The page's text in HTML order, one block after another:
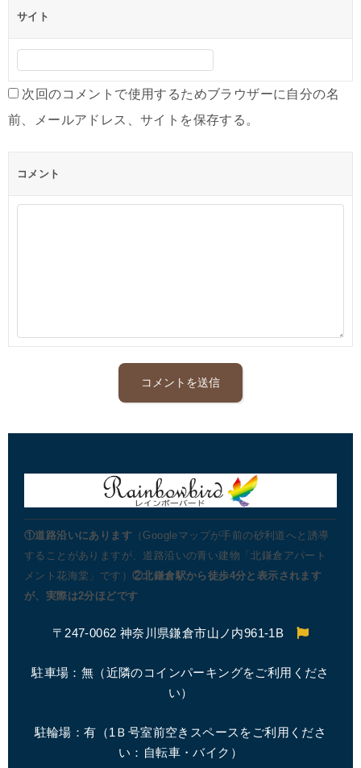
サイト
次回のコメントで使用するためブラウザーに自分の名
前、メールアドレス、サイトを保存する。
コメント
①道路沿いにあります （Googleマップが手前の砂利道へと誘導
することがありますが、道路沿いの青い建物「北鎌倉アパート
メント花海棠」です） ②北鎌倉駅から徒歩4分と表示されます
が、実際は2分ほどです
〒247-0062 神奈川県鎌倉市山ノ内961-1B
駐車場：無（近隣のコインパーキングをご利用くださ
い）
駐輪場：有（1Ｂ号室前空きスペースをご利用くださ
い：自転車・バイク）